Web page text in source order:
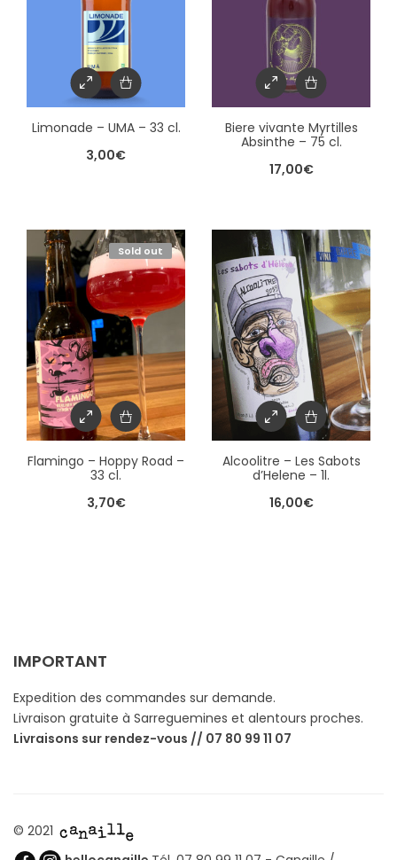
Limonade – UMA – 33 cl.
3,00€
Biere vivante Myrtilles
Absinthe – 75 cl.
17,00€
Sold out
Flamingo – Hoppy Road –
33 cl.
3,70€
Alcoolitre – Les Sabots
d’Helene – 1l.
16,00€
IMPORTANT
Expedition des commandes sur demande.
Livraison gratuite à Sarreguemines et alentours proches.
Livraisons sur rendez-vous // 07 80 99 11 07
© 2021